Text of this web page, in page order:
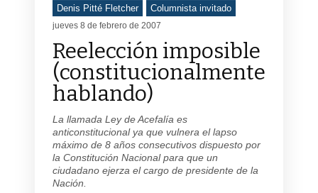
Denis Pitté Fletcher Columnista invitado
jueves 8 de febrero de 2007
Reelección imposible
(constitucionalmente
hablando)
La llamada Ley de Acefalía es
anticonstitucional ya que vulnera el lapso
máximo de 8 años consecutivos dispuesto por
la Constitución Nacional para que un
ciudadano ejerza el cargo de presidente de la
Nación.